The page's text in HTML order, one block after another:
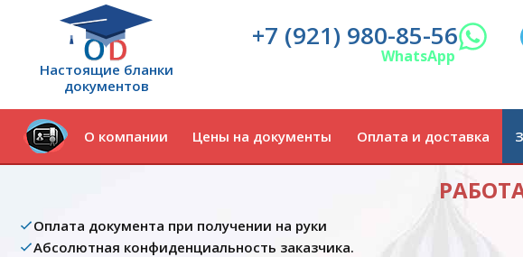
Настоящие бланки
документов
+7 (921) 980-85-56
WhatsApp
О компании Цены на документы Оплата и доставка
Оплата документа при получении на руки
Абсолютная конфиденциальность заказчика.